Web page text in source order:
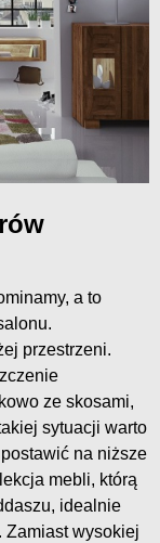
a to
przestrzeni.
ze skosami,
sytuacji warto
na niższe
mebli, którą
idealnie
Zamiast wysokiej